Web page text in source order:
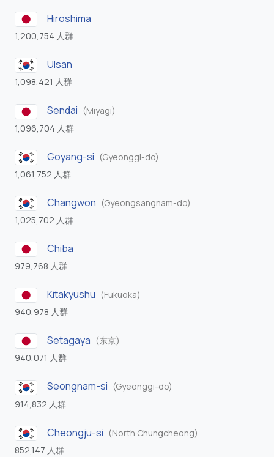
Hiroshima
1,200,754 人群
Ulsan
1,098,421 人群
Sendai (Miyagi)
1,096,704 人群
Goyang-si (Gyeonggi-do)
1,061,752 人群
Changwon (Gyeongsangnam-do)
1,025,702 人群
Chiba
979,768 人群
Kitakyushu (Fukuoka)
940,978 人群
Setagaya (东京)
940,071 人群
Seongnam-si (Gyeonggi-do)
914,832 人群
Cheongju-si (North Chungcheong)
852,147 人群